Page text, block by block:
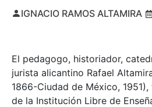
IGNACIO RAMOS ALTAMIRA
El pedagogo, historiador,
jurista alicantino Rafael
1866-Ciudad de México,
de la Institución Libre de